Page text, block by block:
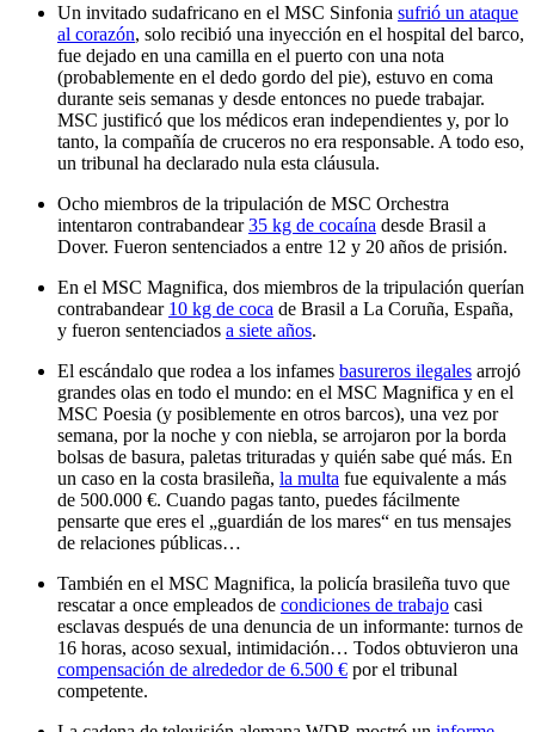
Un invitado sudafricano en el MSC Sinfonia sufrió un ataque
al corazón, solo recibió una inyección en el hospital del barco,
fue dejado en una camilla en el puerto con una nota
(probablemente en el dedo gordo del pie), estuvo en coma
durante seis semanas y desde entonces no puede trabajar.
MSC justificó que los médicos eran independientes y, por lo
tanto, la compañía de cruceros no era responsable. A todo eso,
un tribunal ha declarado nula esta cláusula.
Ocho miembros de la tripulación de MSC Orchestra
intentaron contrabandear35 kg de cocaína desde Brasil a
Dover. Fueron sentenciados a entre 12 y 20 años de prisión.
En el MSC Magnifica, dos miembros de la tripulación querían
contrabandear 10 kg de coca de Brasil a La Coruña, España,
y fueron sentenciados a siete años.
El escándalo que rodea a los infames basureros ilegales arrojó
grandes olas en todo el mundo: en el MSC Magnifica y en el
MSC Poesia (y posiblemente en otros barcos), una vez por
semana, por la noche y con niebla, se arrojaron por la borda
bolsas de basura, paletas trituradas y quién sabe qué más. En
un caso en la costa brasileña, la multa fue equivalente a más
de 500.000 €. Cuando pagas tanto, puedes fácilmente
pensarte que eres el „guardián de los mares“ en tus mensajes
de relaciones públicas…
También en el MSC Magnifica, la policía brasileña tuvo que
rescatar a once empleados de condiciones de trabajo casi
esclavas después de una denuncia de un informante: turnos de
16 horas, acoso sexual, intimidación… Todos obtuvieron una
compensación de alrededor de 6.500 € por el tribunal
competente.